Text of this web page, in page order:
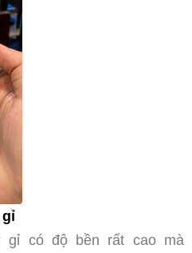
gỉ
gỉ có độ bền rất cao mà